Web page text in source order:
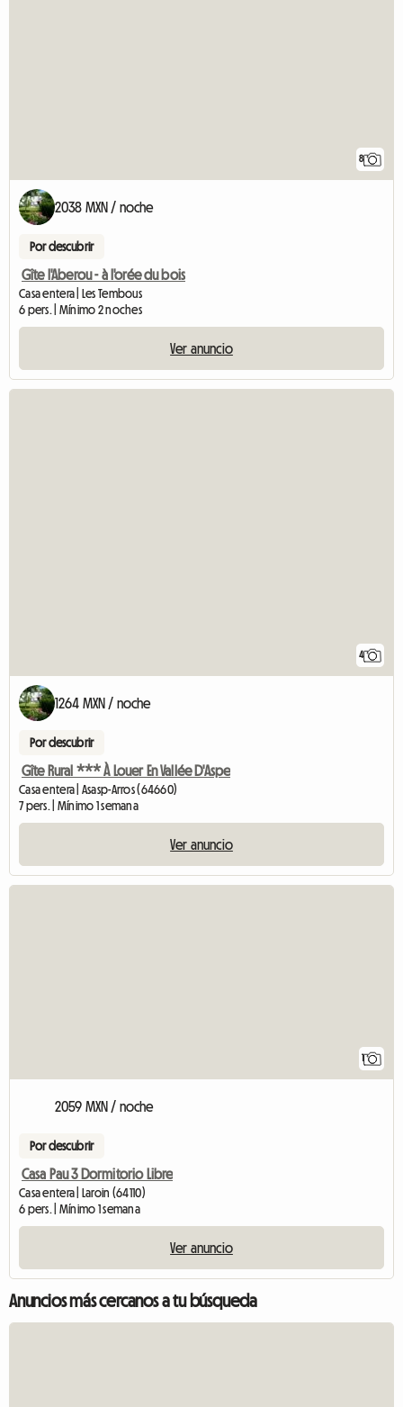
8
2038 MXN / noche
Por descubrir
Gîte l'Aberou - à l'orée du bois
Casa entera | Les Tembous
6 pers. | Mínimo 2 noches
Ver anuncio
4
1264 MXN / noche
Por descubrir
Gîte Rural *** À Louer En Vallée D'Aspe
Casa entera | Asasp-Arros (64660)
7 pers. | Mínimo 1 semana
Ver anuncio
1
2059 MXN / noche
Por descubrir
Casa Pau 3 Dormitorio Libre
Casa entera | Laroin (64110)
6 pers. | Mínimo 1 semana
Ver anuncio
Anuncios más cercanos a tu búsqueda